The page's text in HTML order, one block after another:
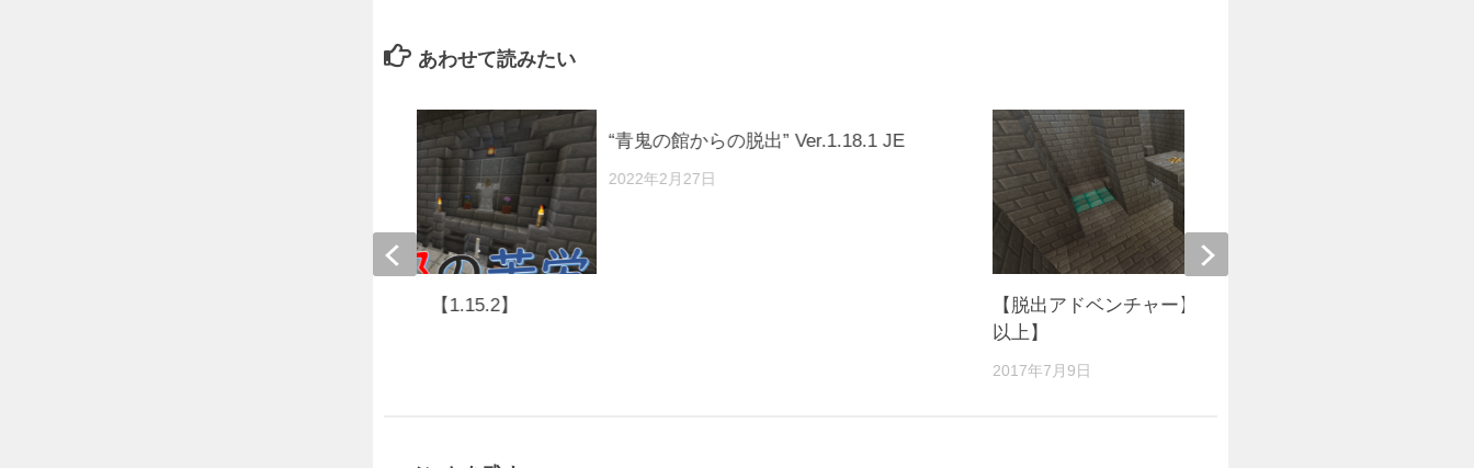
あわせて読みたい
“青鬼の館からの脱出” Ver.1.18.1 JE
2022年2月27日
【脱出アドベンチャー】時幻の塔【1.11.2
以上】
2017年7月9日
【謎解き】一郎の苦労 【1.15.2】